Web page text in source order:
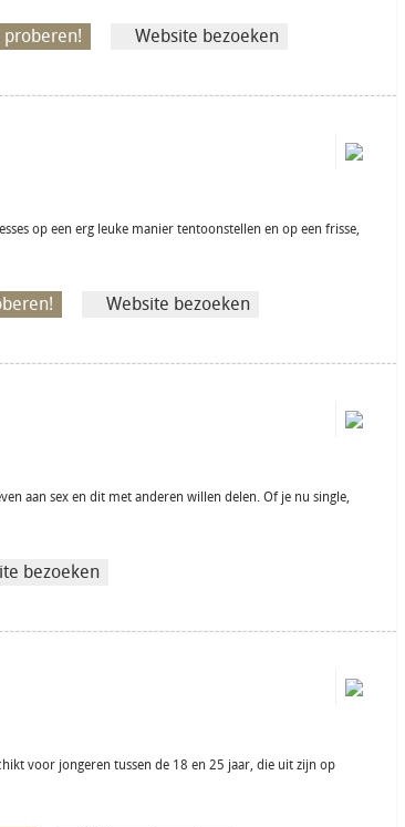
proberen! Website bezoeken
op een erg leuke manier tentoonstellen en op een frisse,
Website bezoeken
aan sex en dit met anderen willen delen. Of je nu single,
bezoeken
voor jongeren tussen de 18 en 25 jaar, die uit zijn op